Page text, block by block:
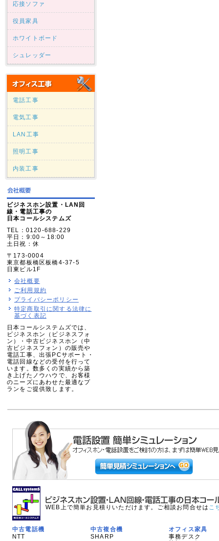
応接ソファ
役員家具
ホワイトボード
シュレッダー
電話工事
電気工事
LAN工事
照明工事
内装工事
ビジネスホン設置・LAN回
線・電話工事の
日本コールシステムズ
TEL：0120-688-229
平日：9:00～18:00
土日祝：休
〒173-0004
東京都板橋区板橋4-37-5
日東ビル1F
会社概要
ご利用規約
プライバシーポリシー
特定商取引に関する法律に
基づく表記
日本コールシステムズでは、
ビジネスホン（ビジネスフォ
ン）・中古ビジネスホン（中
古ビジネスフォン）の販売や
電話工事、出張PCサポート・
電話回線などの受付を行って
います。数多くの実績から築
き上げたノウハウで、お客様
のニーズにあわせた最適なプ
ランをご提供致します。
WEB上で簡単お見積りいただけます。ご相談お問合せは こ
中古電話機
NTT
中古複合機
SHARP
オフィス家具
事務デスク